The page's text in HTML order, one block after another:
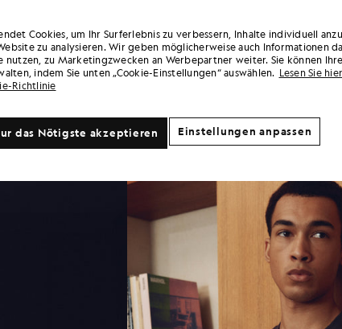
die Identität drückt sich vielmehr durch subtile Details und eine
aus und setzt eher auf Proportionen, Verarbeitung
inspirieren, wobei sie dessen Prinzipien aufgreift,
Linien, der zurückhaltenden Struktur der Silhouetten und der
ohne dabei aufdringlich zu wirken. Es ist ein bewusster
Cookies, um Ihr Surferlebnis zu verbessern, Inhalte individuell
zu analysieren. Wir geben möglicherweise auch Informationen
nutzen, zu Marketingzwecken an Werbepartner weiter. Sie können Ihre
indem Sie unten „Cookie-Einstellungen“ auswählen. Lesen Sie
Richtlinie
das Nötigste akzeptieren Einstellungen anpassen